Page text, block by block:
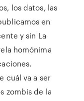
los datos, las
en
y sin La
homónima
cuál va a ser
zombis de la